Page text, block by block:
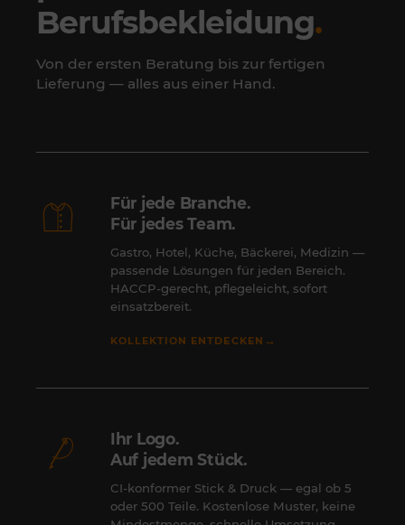
Berufsbekleidung.
Von der ersten Beratung bis zur fertigen
Lieferung — alles aus einer Hand.
Für jede Branche.
Für jedes Team.
Gastro, Hotel, Küche, Bäckerei, Medizin —
passende Lösungen für jeden Bereich.
HACCP-gerecht, pflegeleicht, sofort
einsatzbereit.
KOLLEKTION ENTDECKEN →
Ihr Logo.
Auf jedem Stück.
CI-konformer Stick & Druck — egal ob 5
oder 500 Teile. Kostenlose Muster, keine